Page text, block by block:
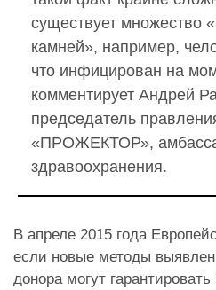
существует множество
камней», например,
что инфицирован на
комментирует Андрей
председатель
«ПРОЖЕКТОР»,
здравоохранения.
В апреле 2015 года
если новые методы
донора могут